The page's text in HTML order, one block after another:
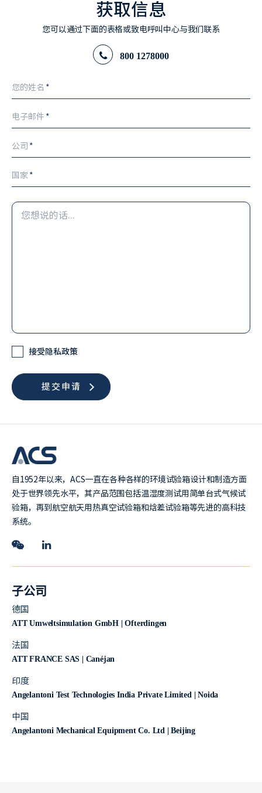
获取信息
您可以通过下面的表格或致电呼叫中心与我们联系
800 1278000
您的姓名 *
电子邮件 *
公司 *
国家 *
您
Check接受隐私政策
自1952年以来，ACS一直在各种各样的环境试验箱设计和制造方面
处于世界领先水平，其产品范围包括温湿度测试用简单台式气候试
验箱，再到航空航天用热真空试验箱和焓差试验箱等先进的高科技
系统。
子公司
德国
ATT Umweltsimulation GmbH | Ofterdingen
法国
ATT FRANCE SAS | Canéjan
印度
Angelantoni Test Technologies India Private Limited | Noida
中国
Angelantoni Mechanical Equipment Co. Ltd | Beijing